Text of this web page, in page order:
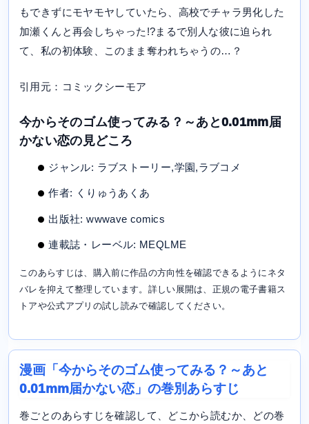
もできずにモヤモヤしていたら、高校でチャラ男化した
加瀬くんと再会しちゃった!?まるで別人な彼に迫られ
て、私の初体験、このまま奪われちゃうの…？
引用元：コミックシーモア
今からそのゴム使ってみる？～あと0.01mm届
かない恋の見どころ
ジャンル: ラブストーリー,学園,ラブコメ
作者: くりゅうあくあ
出版社: wwwave comics
連載誌・レーベル: MEQLME
このあらすじは、購入前に作品の方向性を確認できるようにネタ
バレを抑えて整理しています。詳しい展開は、正規の電子書籍ス
トアや公式アプリの試し読みで確認してください。
漫画「今からそのゴム使ってみる？～あと
0.01mm届かない恋」の巻別あらすじ
巻ごとのあらすじを確認して、どこから読むか、どの巻